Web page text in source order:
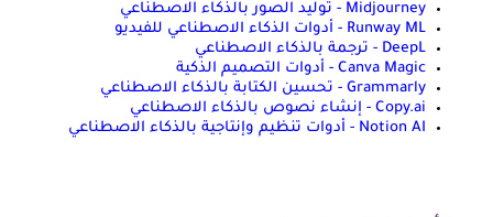
Midjourney - توليد الصور بالذكاء الاصطناعي
Runway ML - أدوات الذكاء الاصطناعي للفيديو
DeepL - ترجمة بالذكاء الاصطناعي
Canva Magic - أدوات التصميم الذكية
Grammarly - تحسين الكتابة بالذكاء الاصطناعي
Copy.ai - إنشاء نصوص بالذكاء الاصطناعي
Notion AI - أدوات تنظيم وإنتاجية بالذكاء الاصطناعي